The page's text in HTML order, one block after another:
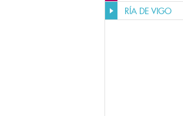
RÍA DE VIGO